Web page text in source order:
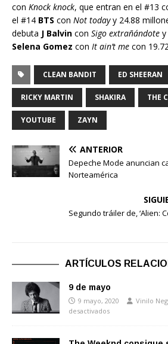
con Knock knock, que entran en el #13
el #14 BTS con Not todayy 24.88
debuta J Balvin con Sigo extrañándote
Selena Gomez con It ain’t me con
CLEAN BANDIT ED SHEERAN
RICKY MARTIN SHAKIRA THE
YOUTUBE ZAYN
ANTERIOR
Depeche Mode anuncian
Norteamérica
Segundo tráiler de, ‘Alien:
ARTÍCULOS
9 de mayo
9 mayo, 2020 Vinilo
desactivados